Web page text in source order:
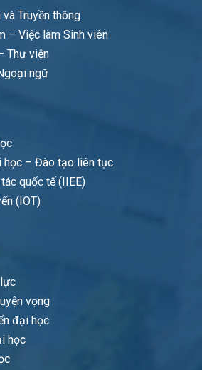
Truyền thông
– Việc làm Sinh viên
Thư viện
ngữ
học – Đào tạo liên tục
quốc tế (IIEE)
(IOT)
vọng
đại học
học